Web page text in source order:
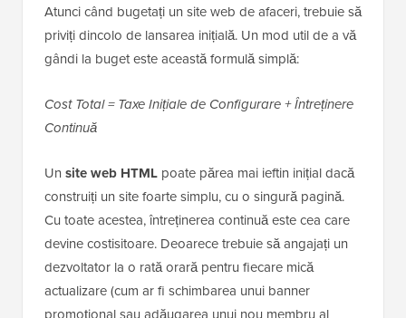
Atunci când bugetați un site web de afaceri, trebuie să
priviți dincolo de lansarea inițială. Un mod util de a vă
gândi la buget este această formulă simplă:
Cost Total = Taxe Inițiale de Configurare + Întreținere
Continuă
Un site web HTML poate părea mai ieftin inițial dacă
construiți un site foarte simplu, cu o singură pagină.
Cu toate acestea, întreținerea continuă este cea care
devine costisitoare. Deoarece trebuie să angajați un
dezvoltator la o rată orară pentru fiecare mică
actualizare (cum ar fi schimbarea unui banner